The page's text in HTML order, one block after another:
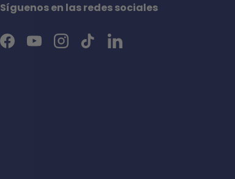
Síguenos en las redes sociales
Facebook
YouTubeInstagram
TikTokLinkedIn